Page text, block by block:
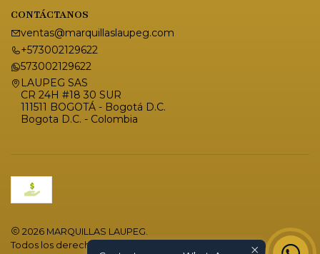
CONTÁCTANOS
ventas@marquillaslaupeg.com
+573002129622
573002129622
LAUPEG SAS
CR 24H #18 30 SUR
111511 BOGOTÁ - Bogotá D.C.
Bogota D.C. - Colombia
2026 MARQUILLAS LAUPEG.
Todos los derechos reservados.